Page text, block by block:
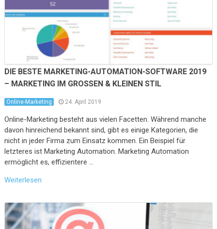
DIE BESTE MARKETING-AUTOMATION-SOFTWARE 2019
– MARKETING IM GROSSEN & KLEINEN STIL
Online-Marketing 24. April 2019
Online-Marketing besteht aus vielen Facetten. Während manche
davon hinreichend bekannt sind, gibt es einige Kategorien, die
nicht in jeder Firma zum Einsatz kommen. Ein Beispiel für
letzteres ist Marketing Automation. Marketing Automation
ermöglicht es, effizientere …
Weiterlesen